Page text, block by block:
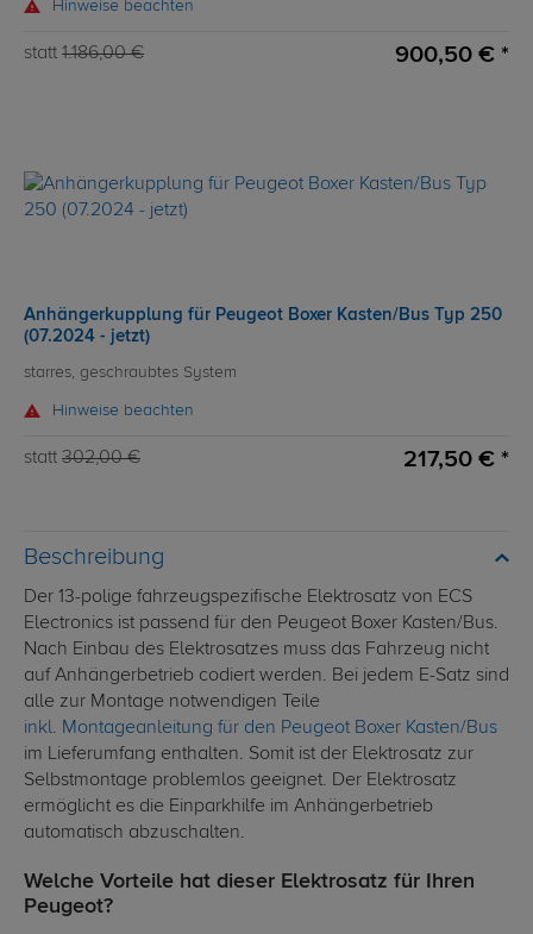
Hinweise beachten
statt 1.186,00 € 900,50 € *
Anhängerkupplung für Peugeot Boxer Kasten/Bus Typ 250
(07.2024 - jetzt)
starres, geschraubtes System
Hinweise beachten
statt 302,00 € 217,50 € *
Beschreibung
Der 13-polige fahrzeugspezifische Elektrosatz von ECS
Electronics ist passend für den Peugeot Boxer Kasten/Bus.
Nach Einbau des Elektrosatzes muss das Fahrzeug nicht
auf Anhängerbetrieb codiert werden. Bei jedem E-Satz sind
alle zur Montage notwendigen Teile
inkl. Montageanleitung für den Peugeot Boxer Kasten/Bus
im Lieferumfang enthalten. Somit ist der Elektrosatz zur
Selbstmontage problemlos geeignet. Der Elektrosatz
ermöglicht es die Einparkhilfe im Anhängerbetrieb
automatisch abzuschalten.
Welche Vorteile hat dieser Elektrosatz für Ihren
Peugeot?